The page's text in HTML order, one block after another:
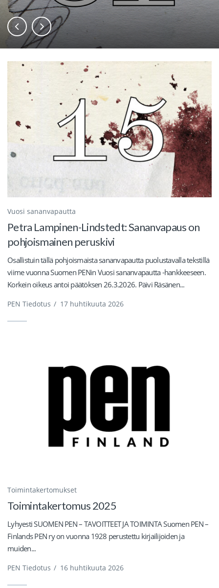
Vuosi sananvapautta
Petra Lampinen-Lindstedt: Sananvapaus on
pohjoismainen peruskivi
Osallistuin tällä pohjoismaista sananvapautta puolustavalla tekstillä
viime vuonna Suomen PENin Vuosi sananvapautta -hankkeeseen.
Korkein oikeus antoi päätöksen 26.3.2026. Päivi Räsänen...
PEN Tiedotus / 17 huhtikuuta 2026
Toimintakertomukset
Toimintakertomus 2025
Lyhyesti SUOMEN PEN – TAVOITTEET JA TOIMINTA Suomen PEN –
Finlands PEN ry on vuonna 1928 perustettu kirjailijoiden ja
muiden...
PEN Tiedotus / 16 huhtikuuta 2026